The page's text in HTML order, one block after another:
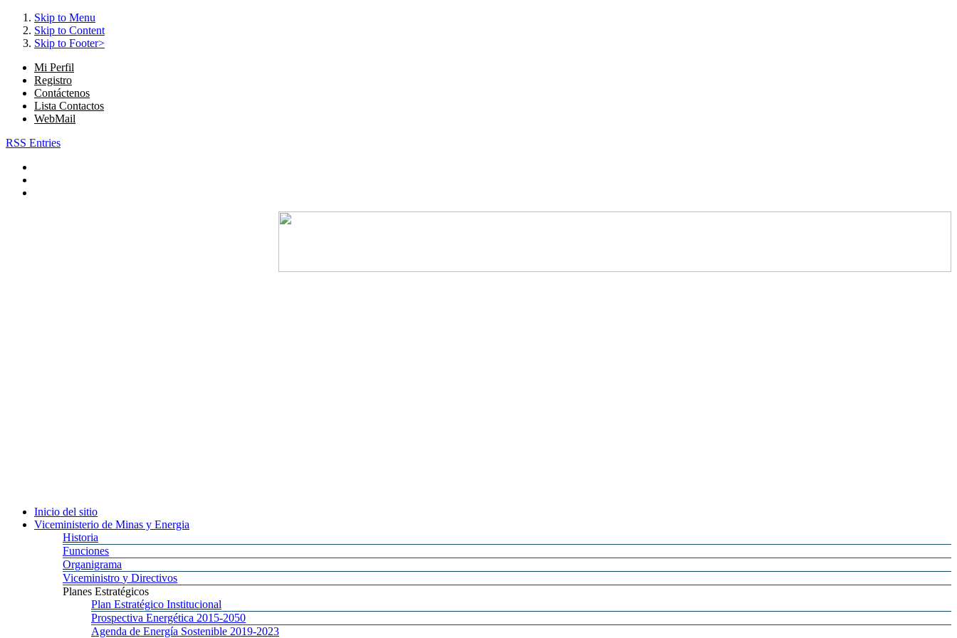
Skip to Menu
Skip to Content
Skip to Footer>
Mi Perfil
Registro
Contáctenos
Lista Contactos
WebMail
RSS Entries
Inicio del sitio
Viceministerio de Minas y Energia
Historia
Funciones
Organigrama
Viceministro y Directivos
Planes Estratégicos
Plan Estratégico Institucional
Prospectiva Energética 2015-2050
Agenda de Energía Sostenible 2019-2023